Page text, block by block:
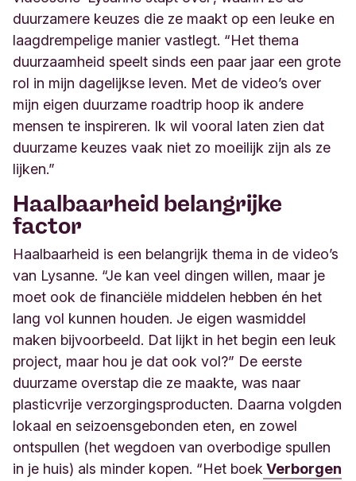
duurzamere keuzes die ze maakt op een leuke en
laagdrempelige manier vastlegt. “Het thema
duurzaamheid speelt sinds een paar jaar een grote
rol in mijn dagelijkse leven. Met de video’s over
mijn eigen duurzame roadtrip hoop ik andere
mensen te inspireren. Ik wil vooral laten zien dat
duurzame keuzes vaak niet zo moeilijk zijn als ze
lijken.”
Haalbaarheid belangrijke
factor
Haalbaarheid is een belangrijk thema in de video’s
van Lysanne. “Je kan veel dingen willen, maar je
moet ook de financiële middelen hebben én het
lang vol kunnen houden. Je eigen wasmiddel
maken bijvoorbeeld. Dat lijkt in het begin een leuk
project, maar hou je dat ook vol?” De eerste
duurzame overstap die ze maakte, was naar
plasticvrije verzorgingsproducten. Daarna volgden
lokaal en seizoensgebonden eten, en zowel
ontspullen (het wegdoen van overbodige spullen
in je huis) als minder kopen. “Het boek Verborgen